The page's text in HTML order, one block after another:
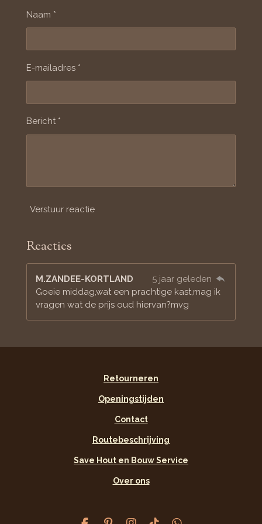
t
m
Naam *
E-mailadres *
Bericht *
Verstuur reactie
Reacties
M.ZANDEE-KORTLAND
5 jaar geleden
Goeie middag,wat een prachtige kast,mag ik
vragen wat de prijs oud hiervan?mvg
Retourneren
Openingstijden
Contact
Routebeschrijving
Save Hout en Bouw Service
Over ons